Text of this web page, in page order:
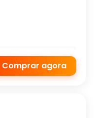
Comprar agora